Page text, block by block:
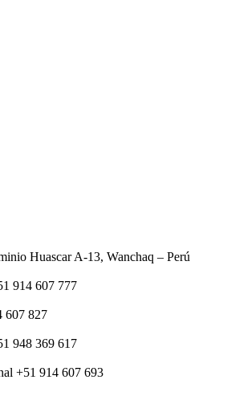
Huascar A-13, Wanchaq – Perú
914 607 777
607 827
948 369 617
+51 914 607 693